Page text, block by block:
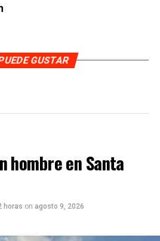
GUSTAR
hombre en Santa
horas on agosto 9, 2026